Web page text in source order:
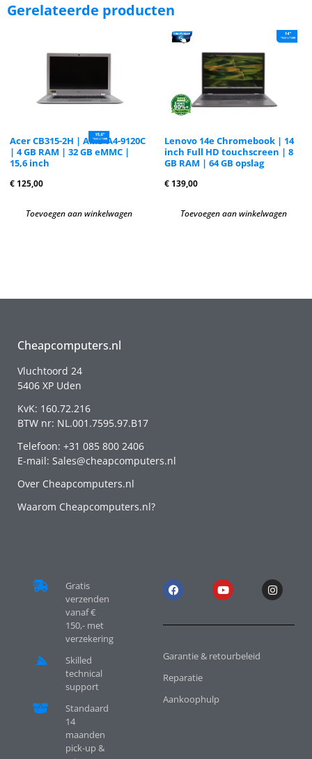
Gerelateerde producten
Acer CB315-2H | AMD A4-9120C
| 4 GB RAM | 32 GB eMMC |
15,6 inch
€ 125,00
Toevoegen aan winkelwagen
Lenovo 14e Chromebook | 14
inch Full HD touchscreen | 8
GB RAM | 64 GB opslag
€ 139,00
Toevoegen aan winkelwagen
Cheapcomputers.nl
Vluchtoord 24
5406 XP Uden
KvK: 160.72.216
BTW nr: NL.001.7595.97.B17
Telefoon: +31 085 800 2406
E-mail: Sales@cheapcomputers.nl
Over Cheapcomputers.nl
Waarom Cheapcomputers.nl?
Gratis
verzenden
vanaf €
150,- met
verzekering
Skilled
technical
support
Standaard
14
maanden
pick-up &
Garantie & retourbeleid
Reparatie
Aankoophulp